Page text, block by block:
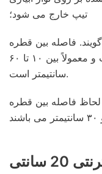
تیپ خارج می شود؛
فاصله بین قطره
چکان ها در نوار آبیاری مختلف است و معمولاً بین ۱۰ تا ۶۰
سانتیمتر است.
لحاظ فاصله بین قطره
نوار تیپ بردسیر خرید اینترنتی 20 سانتی